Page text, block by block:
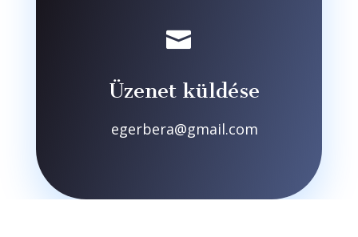

Üzenet küldése
egerbera@gmail.com